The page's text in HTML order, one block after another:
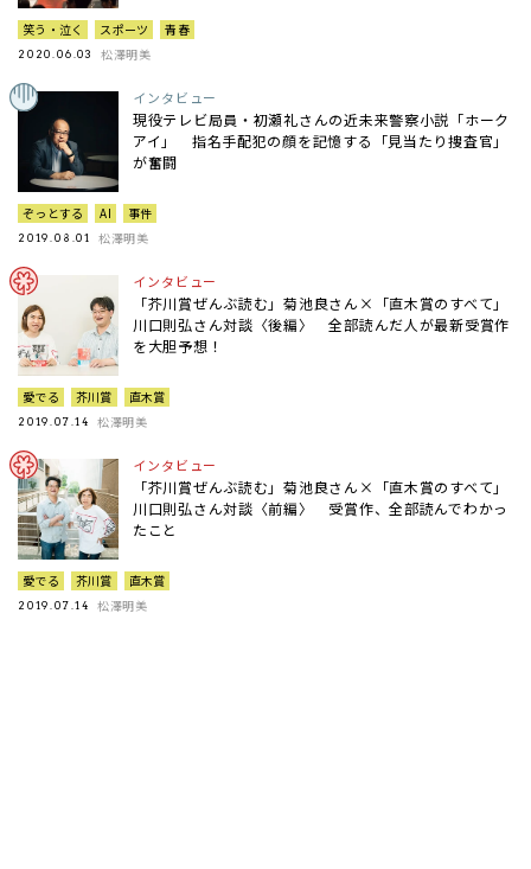
笑う・泣く スポーツ 青春
2020.06.03 松澤明美
インタビュー
現役テレビ局員・初瀬礼さんの近未来警察小説「ホーク
アイ」 指名手配犯の顔を記憶する「見当たり捜査官」
が奮闘
ぞっとする AI 事件
2019.08.01 松澤明美
インタビュー
「芥川賞ぜんぶ読む」菊池良さん×「直木賞のすべて」
川口則弘さん対談〈後編〉 全部読んだ人が最新受賞作
を大胆予想！
愛でる 芥川賞 直木賞
2019.07.14 松澤明美
インタビュー
「芥川賞ぜんぶ読む」菊池良さん×「直木賞のすべて」
川口則弘さん対談〈前編〉 受賞作、全部読んでわかっ
たこと
愛でる 芥川賞 直木賞
2019.07.14 松澤明美